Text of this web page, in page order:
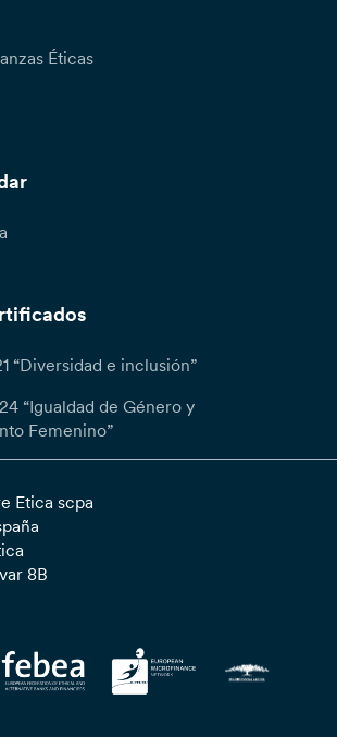
Éticas
“Diversidad e inclusión”
“Igualdad de Género y
Femenino”
Etica scpa
8B